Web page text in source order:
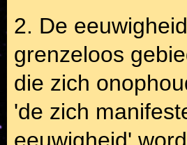
2. De
grenzeloos
die zich
'de zich